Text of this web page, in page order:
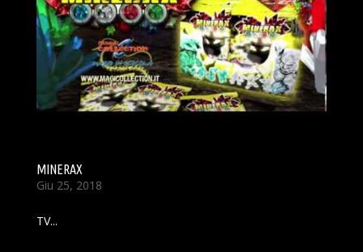
MINERAX
Giu 25, 2018
TV...